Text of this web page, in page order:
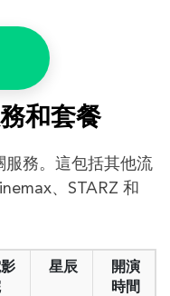
和套餐
服務。這包括其他流
、STARZ 和
星辰
開演
時間